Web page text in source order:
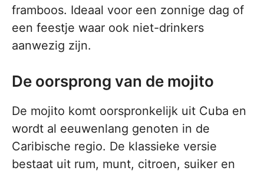
framboos. Ideaal voor een zonnige dag of
een feestje waar ook niet-drinkers
aanwezig zijn.
De oorsprong van de mojito
De mojito komt oorspronkelijk uit Cuba en
wordt al eeuwenlang genoten in de
Caribische regio. De klassieke versie
bestaat uit rum, munt, citroen, suiker en